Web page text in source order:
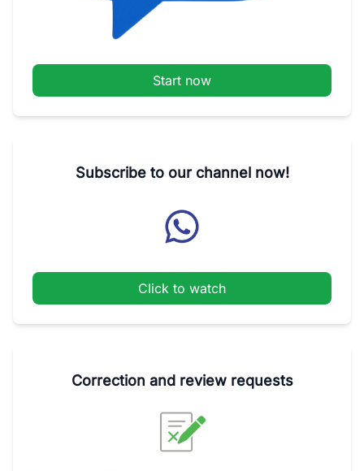
Start now
Subscribe to our channel now!
Click to watch
Correction and review requests